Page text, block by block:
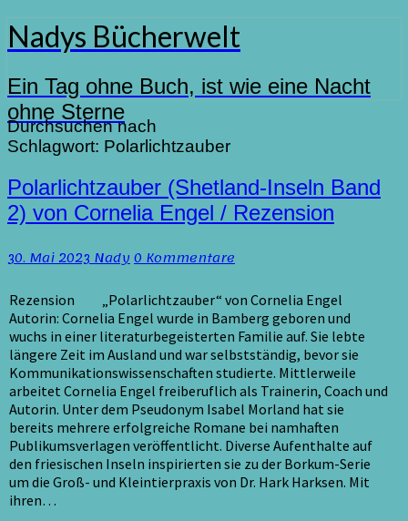
Nadys Bücherwelt
Ein Tag ohne Buch, ist wie eine Nacht
ohne Sterne
Durchsuchen nach
Schlagwort: Polarlichtzauber
Polarlichtzauber
(Shetland-
Inseln
2)
Cornelia
Engel
/
Rezension
Polarlichtzauber (Shetland-Inseln Band
2) von Cornelia Engel / Rezension
30. Mai 2023NadyKommentare
0 Kommentare
Rezension „Polarlichtzauber“ von Cornelia Engel
Autorin: Cornelia Engel wurde in Bamberg geboren und
wuchs in einer literaturbegeisterten Familie auf. Sie lebte
längere Zeit im Ausland und war selbstständig, bevor sie
Kommunikationswissenschaften studierte. Mittlerweile
arbeitet Cornelia Engel freiberuflich als Trainerin, Coach und
Autorin. Unter dem Pseudonym Isabel Morland hat sie
bereits mehrere erfolgreiche Romane bei namhaften
Publikumsverlagen veröffentlicht. Diverse Aufenthalte auf
den friesischen Inseln inspirierten sie zu der Borkum-Serie
um die Groß- und Kleintierpraxis von Dr. Hark Harksen. Mit
ihren…